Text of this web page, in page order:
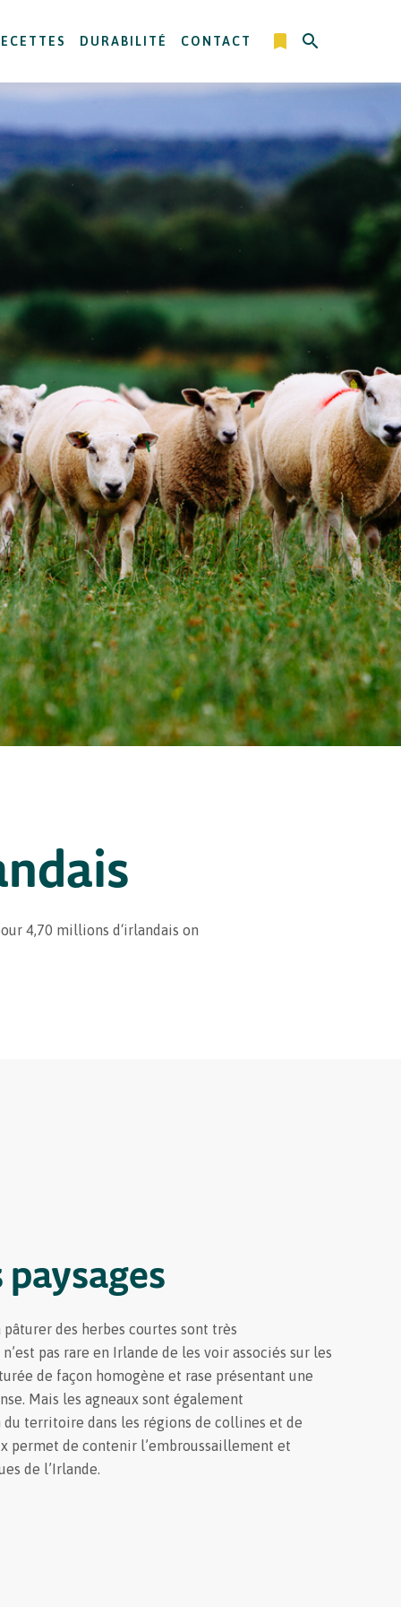
DURABILITÉ CONTACT
4,70 millions d‘irlandais on
paysages
des herbes courtes sont très
pas rare en Irlande de les voir associés sur les
de façon homogène et rase présentant une
Mais les agneaux sont également
territoire dans les régions de collines et de
permet de contenir l’embroussaillement et
de l’Irlande.